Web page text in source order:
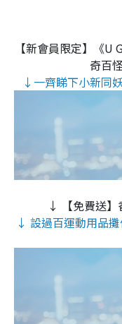
【新會員限定】《U
奇百
↓一齊睇下小新同
↓ 【免費送】
↓ 設過百運動用品